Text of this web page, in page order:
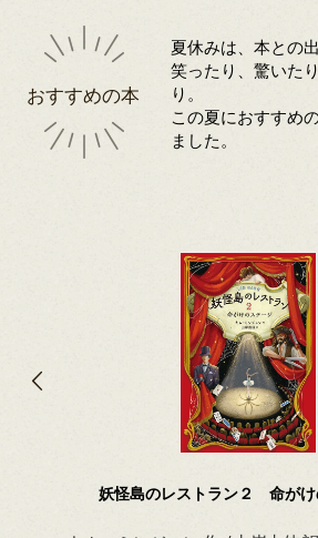
おすすめの本
夏休みは、本との
笑ったり、驚いた
り。
この夏におすすめ
ました。
妖怪島のレストラン２ 命がけ